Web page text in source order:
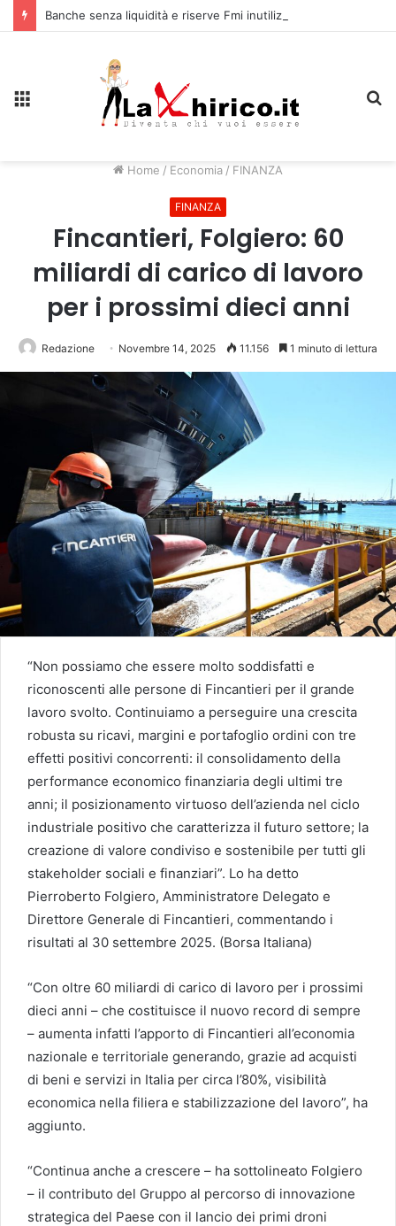
Home / Economia / FINANZA
FINANZA
Fincantieri, Folgiero: 60
miliardi di carico di lavoro
per i prossimi dieci anni
Redazione Novembre 14, 2025 11.156 1 minuto di lettura
“Non possiamo che essere molto soddisfatti e
riconoscenti alle persone di Fincantieri per il grande
lavoro svolto. Continuiamo a perseguire una crescita
robusta su ricavi, margini e portafoglio ordini con tre
effetti positivi concorrenti: il consolidamento della
performance economico finanziaria degli ultimi tre
anni; il posizionamento virtuoso dell’azienda nel ciclo
industriale positivo che caratterizza il futuro settore; la
creazione di valore condiviso e sostenibile per tutti gli
stakeholder sociali e finanziari”. Lo ha detto
Pierroberto Folgiero, Amministratore Delegato e
Direttore Generale di Fincantieri, commentando i
risultati al 30 settembre 2025. (Borsa Italiana)
“Con oltre 60 miliardi di carico di lavoro per i prossimi
dieci anni – che costituisce il nuovo record di sempre
– aumenta infatti l’apporto di Fincantieri all’economia
nazionale e territoriale generando, grazie ad acquisti
di beni e servizi in Italia per circa l’80%, visibilità
economica nella filiera e stabilizzazione del lavoro”, ha
aggiunto.
“Continua anche a crescere – ha sottolineato Folgiero
– il contributo del Gruppo al percorso di innovazione
strategica del Paese con il lancio dei primi droni